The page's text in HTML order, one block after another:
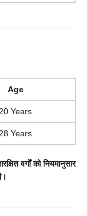
Age
20 Years
28 Years
वर्गों को नियमानुसार